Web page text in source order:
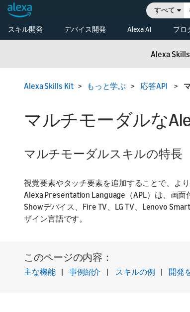
すべて
スキル開発
はじめる
もっと学ぶ
ビジネスの拡大
最新情報
開発者コンソール
デバイス開発
イスを開発する
ス
スマートデバイスを
Alexa AI
プロ
Alexa
Alexa Skills Kit> もっと学ぶ > 応答API >
マルチモーダルな
マルチモーダルスキルの特長
視覚要素やタッチ要素を追加することで、よ
Alexa Presentation Language（APL）は、画
Showデバイス、Fire TV、LG TV、Lenovo
ザイン言語です。
このページの内容：
主な機能| 事例紹介 | スキルの例 | 開発